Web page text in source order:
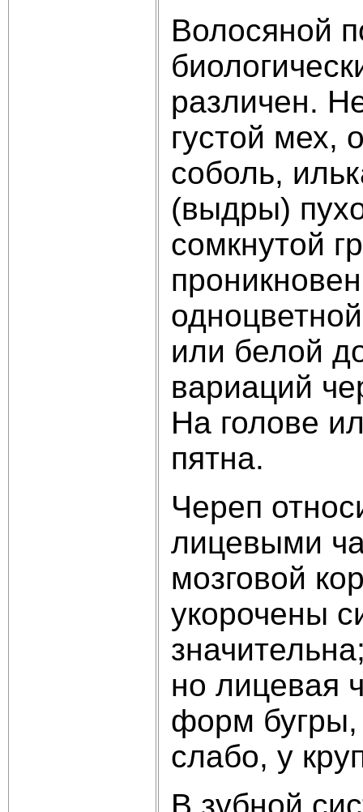
Волосяной
различен.
густой мех,
соболь,
(выдры)
сомкнутой
или белой
вариаций
На голове
пятна.
Череп
лицевыми
мозговой
укорочены
но лицевая
форм бугры,
слабо, у
В зубной